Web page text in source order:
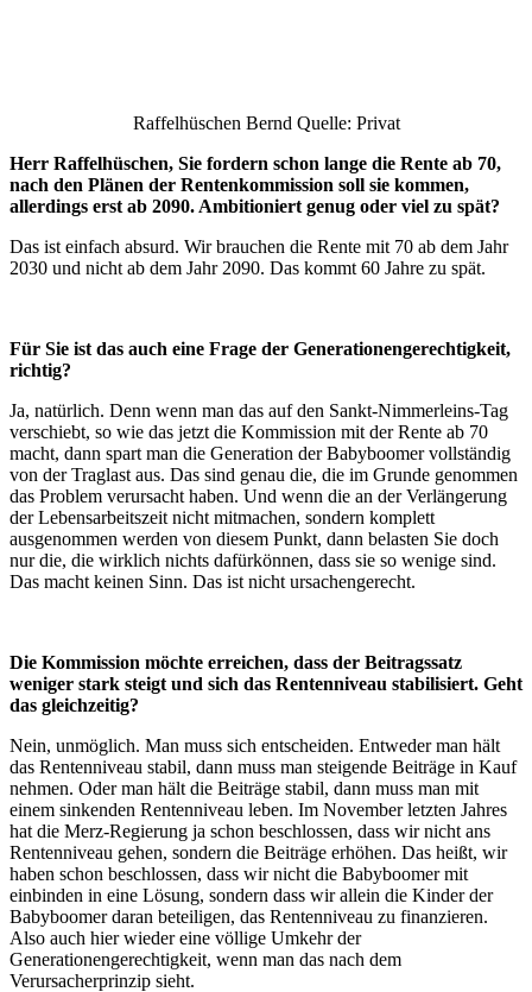
Raffelhüschen Bernd Quelle: Privat
Herr Raffelhüschen, Sie fordern schon lange die Rente ab 70,
nach den Plänen der Rentenkommission soll sie kommen,
allerdings erst ab 2090. Ambitioniert genug oder viel zu spät?
Das ist einfach absurd. Wir brauchen die Rente mit 70 ab dem Jahr
2030 und nicht ab dem Jahr 2090. Das kommt 60 Jahre zu spät.
Für Sie ist das auch eine Frage der Generationengerechtigkeit,
richtig?
Ja, natürlich. Denn wenn man das auf den Sankt-Nimmerleins-Tag
verschiebt, so wie das jetzt die Kommission mit der Rente ab 70
macht, dann spart man die Generation der Babyboomer vollständig
von der Traglast aus. Das sind genau die, die im Grunde genommen
das Problem verursacht haben. Und wenn die an der Verlängerung
der Lebensarbeitszeit nicht mitmachen, sondern komplett
ausgenommen werden von diesem Punkt, dann belasten Sie doch
nur die, die wirklich nichts dafürkönnen, dass sie so wenige sind.
Das macht keinen Sinn. Das ist nicht ursachengerecht.
Die Kommission möchte erreichen, dass der Beitragssatz
weniger stark steigt und sich das Rentenniveau stabilisiert. Geht
das gleichzeitig?
Nein, unmöglich. Man muss sich entscheiden. Entweder man hält
das Rentenniveau stabil, dann muss man steigende Beiträge in Kauf
nehmen. Oder man hält die Beiträge stabil, dann muss man mit
einem sinkenden Rentenniveau leben. Im November letzten Jahres
hat die Merz-Regierung ja schon beschlossen, dass wir nicht ans
Rentenniveau gehen, sondern die Beiträge erhöhen. Das heißt, wir
haben schon beschlossen, dass wir nicht die Babyboomer mit
einbinden in eine Lösung, sondern dass wir allein die Kinder der
Babyboomer daran beteiligen, das Rentenniveau zu finanzieren.
Also auch hier wieder eine völlige Umkehr der
Generationengerechtigkeit, wenn man das nach dem
Verursacherprinzip sieht.